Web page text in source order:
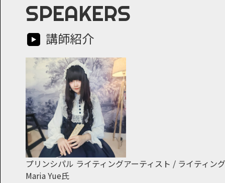
SPEAKERS
講師紹介
プリンシパル ライティングアーティスト / ライティ
Maria Yue氏